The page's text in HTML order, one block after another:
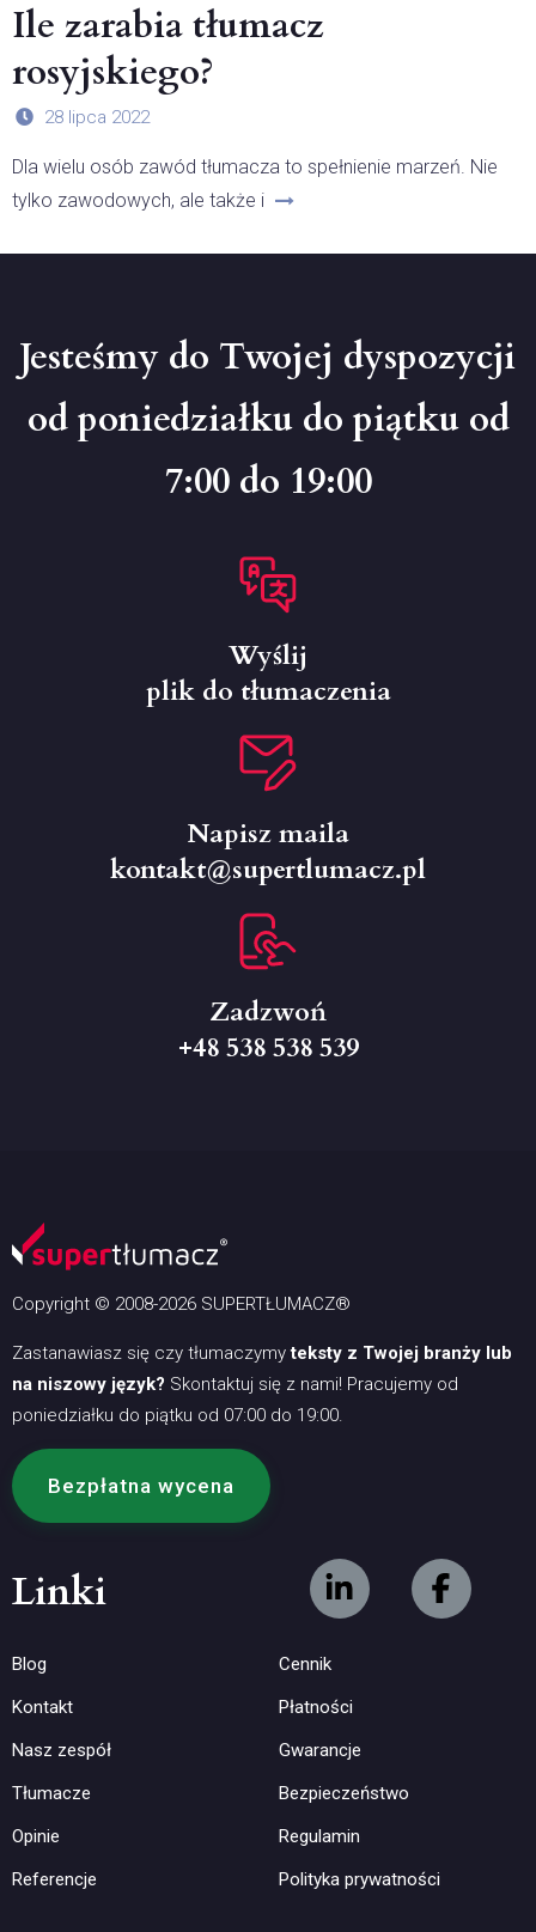
Ile zarabia tłumacz
rosyjskiego?
28 lipca 2022
Dla wielu osób zawód tłumacza to spełnienie marzeń. Nie
tylko zawodowych, ale także i
Jesteśmy do Twojej dyspozycji
od poniedziałku do piątku od
7:00 do 19:00
Wyślij
plik do tłumaczenia
Napisz maila
kontakt@supertlumacz.pl
Zadzwoń
+48 538 538 539
Copyright © 2008-2026 SUPERTŁUMACZ®
Zastanawiasz się czy tłumaczymyteksty z Twojej branży lub
na niszowy język? Skontaktuj się z nami! Pracujemy od
poniedziałku do piątku od 07:00 do 19:00.
Bezpłatna wycena
Linki
Blog
Kontakt
Nasz zespół
Tłumacze
Opinie
Referencje
Cennik
Płatności
Gwarancje
Bezpieczeństwo
Regulamin
Polityka prywatności